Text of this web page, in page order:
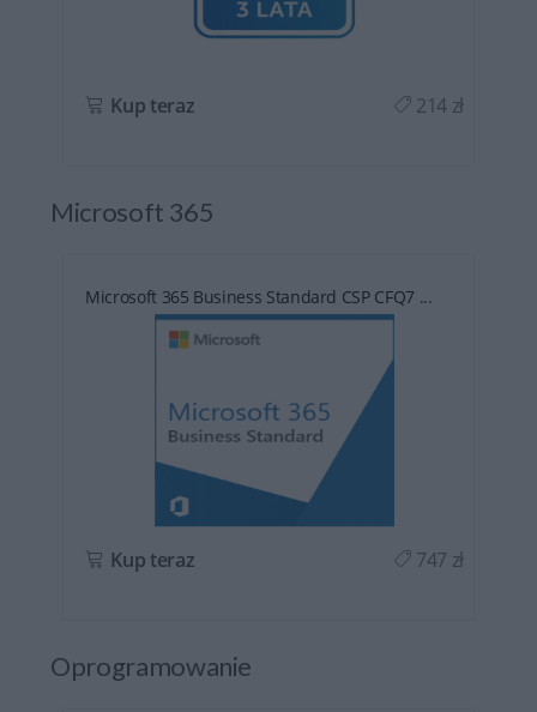
Kup teraz 214 zł
Microsoft 365
Microsoft 365 Business Standard CSP CFQ7 ...
Kup teraz 747 zł
Oprogramowanie